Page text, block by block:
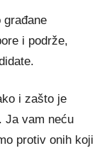
građane
i podrže,
i zašto je
Ja vam neću
protiv onih koji